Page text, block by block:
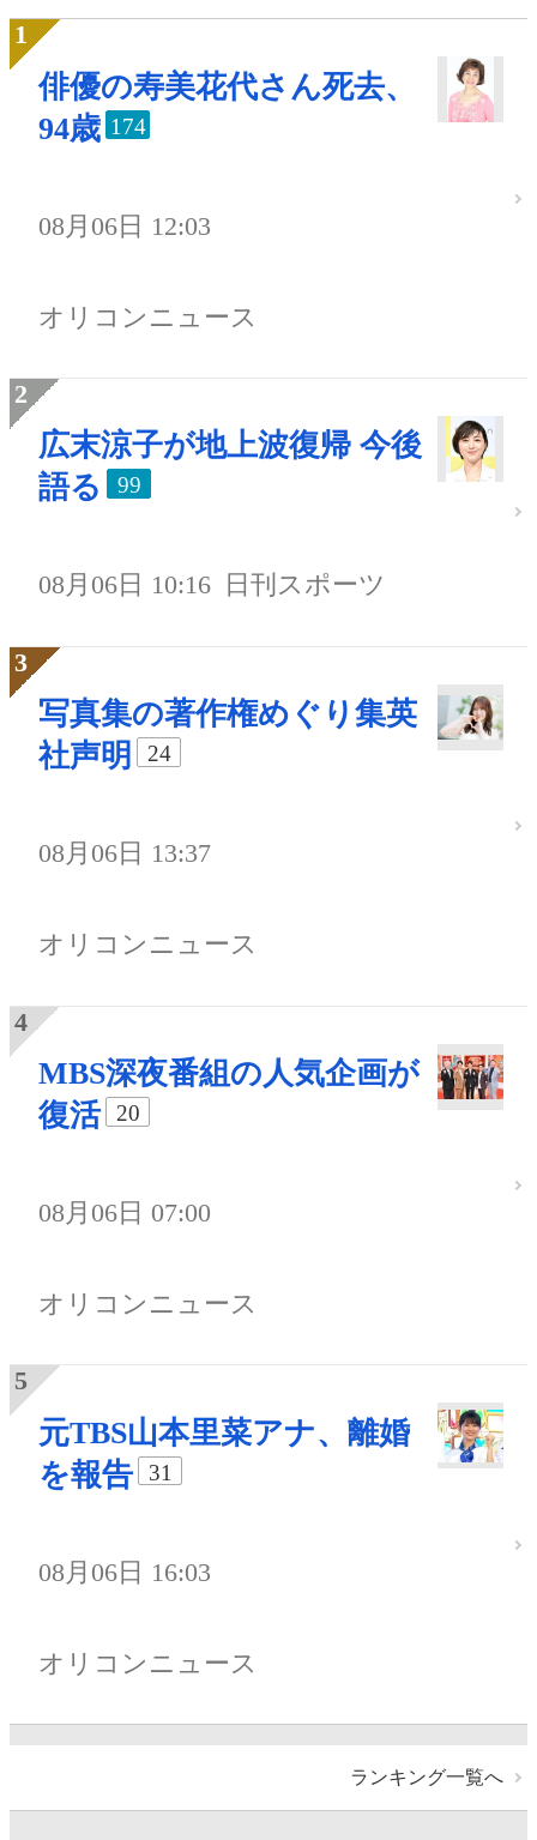
俳優の寿美花代さん死去、
94歳 174
08月06日 12:03
オリコンニュース
広末涼子が地上波復帰 今後
語る
99
08月06日 10:16 日刊スポーツ
写真集の著作権めぐり集英
社声明
24
08月06日 13:37
オリコンニュース
MBS深夜番組の人気企画が
復活
20
08月06日 07:00
オリコンニュース
元TBS山本里菜アナ、離婚
を報告
31
08月06日 16:03
オリコンニュース
ランキング一覧へ